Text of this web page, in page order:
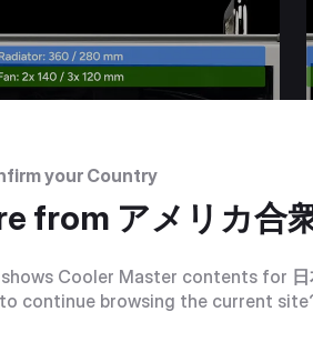
your Country
from アメリカ合
Cooler Master contents for
continue browsing the current